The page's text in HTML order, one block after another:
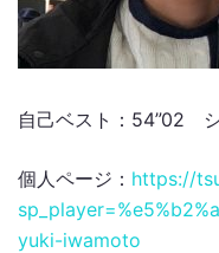
自己ベスト：54”02
個人ページ： https://
yuki-iwamoto